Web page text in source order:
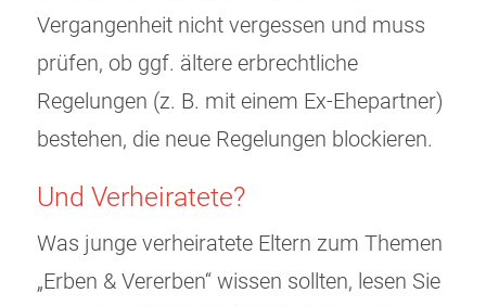
Vergangenheit nicht vergessen und muss
prüfen, ob ggf. ältere erbrechtliche
Regelungen (z. B. mit einem Ex-Ehepartner)
bestehen, die neue Regelungen blockieren.
Und Verheiratete?
Was junge verheiratete Eltern zum Themen
„Erben & Vererben“ wissen sollten, lesen Sie